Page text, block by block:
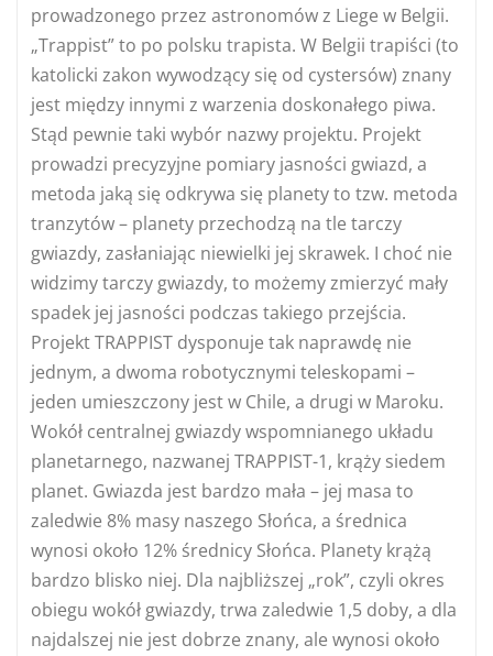
prowadzonego przez astronomów z Liege w Belgii.
„Trappist” to po polsku trapista. W Belgii trapiści (to
katolicki zakon wywodzący się od cystersów) znany
jest między innymi z warzenia doskonałego piwa.
Stąd pewnie taki wybór nazwy projektu. Projekt
prowadzi precyzyjne pomiary jasności gwiazd, a
metoda jaką się odkrywa się planety to tzw. metoda
tranzytów – planety przechodzą na tle tarczy
gwiazdy, zasłaniając niewielki jej skrawek. I choć nie
widzimy tarczy gwiazdy, to możemy zmierzyć mały
spadek jej jasności podczas takiego przejścia.
Projekt TRAPPIST dysponuje tak naprawdę nie
jednym, a dwoma robotycznymi teleskopami –
jeden umieszczony jest w Chile, a drugi w Maroku.
Wokół centralnej gwiazdy wspomnianego układu
planetarnego, nazwanej TRAPPIST-1, krąży siedem
planet. Gwiazda jest bardzo mała – jej masa to
zaledwie 8% masy naszego Słońca, a średnica
wynosi około 12% średnicy Słońca. Planety krążą
bardzo blisko niej. Dla najbliższej „rok”, czyli okres
obiegu wokół gwiazdy, trwa zaledwie 1,5 doby, a dla
najdalszej nie jest dobrze znany, ale wynosi około